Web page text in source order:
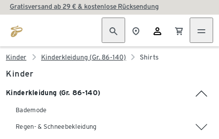
Gratisversand ab 29 € & kostenlose Rücksendung
Kinder Kinderkleidung (Gr. 86-140) Shirts
Kinder
Kinderkleidung (Gr. 86-140)
Bademode
Regen- & Schneebekleidung